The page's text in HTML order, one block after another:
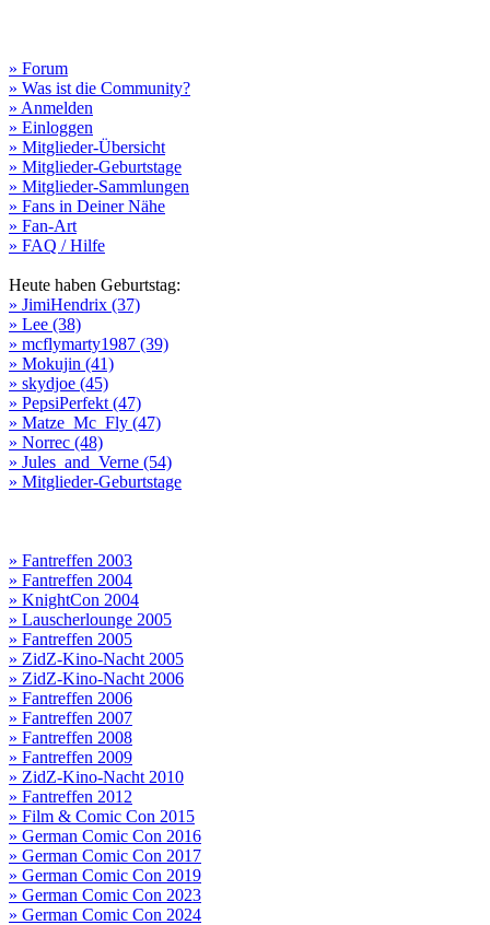
» Forum
» Was ist die Community?
» Anmelden
» Einloggen
» Mitglieder-Übersicht
» Mitglieder-Geburtstage
» Mitglieder-Sammlungen
» Fans in Deiner Nähe
» Fan-Art
» FAQ / Hilfe
Heute haben Geburtstag:
» JimiHendrix (37)
» Lee (38)
» mcflymarty1987 (39)
» Mokujin (41)
» skydjoe (45)
» PepsiPerfekt (47)
» Matze_Mc_Fly (47)
» Norrec (48)
» Jules_and_Verne (54)
» Mitglieder-Geburtstage
» Fantreffen 2003
» Fantreffen 2004
» KnightCon 2004
» Lauscherlounge 2005
» Fantreffen 2005
» ZidZ-Kino-Nacht 2005
» ZidZ-Kino-Nacht 2006
» Fantreffen 2006
» Fantreffen 2007
» Fantreffen 2008
» Fantreffen 2009
» ZidZ-Kino-Nacht 2010
» Fantreffen 2012
» Film & Comic Con 2015
» German Comic Con 2016
» German Comic Con 2017
» German Comic Con 2019
» German Comic Con 2023
» German Comic Con 2024